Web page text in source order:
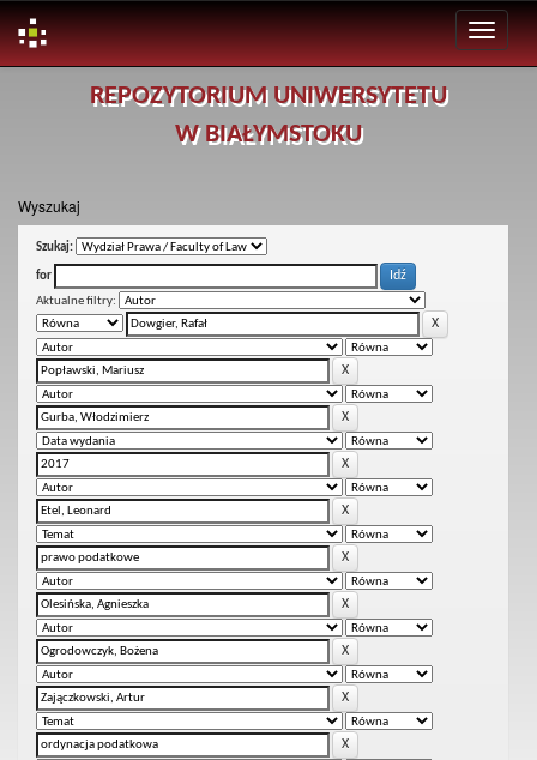
REPOZYTORIUM UNIWERSYTETU
W BIAŁYMSTOKU
Wyszukaj
Szukaj:
for
Aktualne filtry: